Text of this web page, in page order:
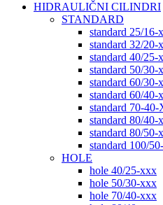
HIDRAULIČNI CILINDRI
STANDARD
standard 25/16-
standard 32/20-
standard 40/25-
standard 50/30-
standard 60/30-
standard 60/40-
standard 70-
standard 80/40-
standard 80/50-
standard 100/
HOLE
hole 40/25-xxx
hole 50/30-xxx
hole 70/40-xxx